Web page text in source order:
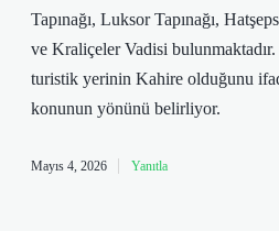
Tapınağı, Luksor Tapınağı,
ve Kraliçeler Vadisi bulunmaktadır.
turistik yerinin Kahire olduğunu
konunun yönünü belirliyor.
Mayıs 4, 2026 Yanıtla